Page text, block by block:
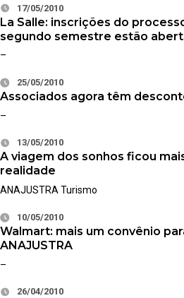
La Salle: inscrições do
segundo semestre estão
–
25/05/2010
17/05/2010
Associados agora têm
–
13/05/2010
A viagem dos sonhos ficou
realidade
ANAJUSTRA Turismo
10/05/2010
Walmart: mais um convênio
ANAJUSTRA
–
26/04/2010